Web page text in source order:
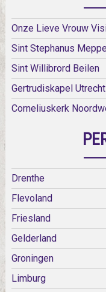
Onze Lieve Vrouw
Sint Stephanus
Sint Willibrord Beilen
Gertrudiskapel Utrecht
Corneliuskerk
Drenthe
Flevoland
Friesland
Gelderland
Groningen
Limburg